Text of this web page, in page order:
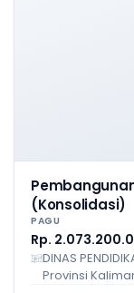
(Konsolidasi)
PAGU
Rp.
DINAS
Provinsi